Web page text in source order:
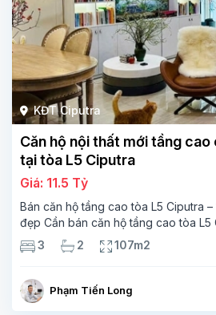
KĐT Ciputra
Căn hộ nội thất mới tầng
tại tòa L5 Ciputra
Giá: 11.5 Tỷ
Bán căn hộ tầng cao tòa L5 Ciputra –
đẹp Cần bán căn hộ tầng cao tòa L5
107m², thiết kế 3 phòng ngủ – 2 vệ
thoáng. Căn
3 2 107m2
Phạm Tiến Long